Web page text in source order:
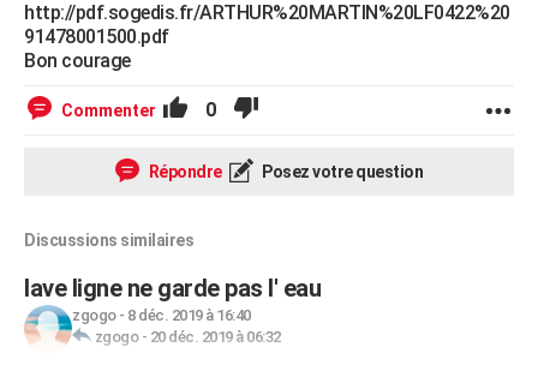
http://pdf.sogedis.fr/ARTHUR%20MARTIN%20LF0422%20
91478001500.pdf
Bon courage
Commenter 0
Répondre Posez votre question
Discussions similaires
lave ligne ne garde pas l' eau
zgogo- 8 déc. 2019 à 16:40
zgogo- 20 déc. 2019 à 06:32